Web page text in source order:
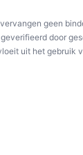
geen
door
uit het gebruik